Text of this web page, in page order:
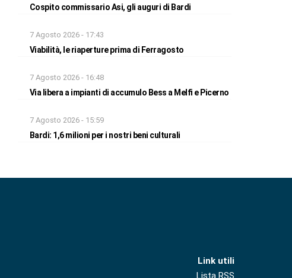
Cospito commissario Asi, gli auguri di Bardi
7 Agosto 2026 - 17:43
Viabilità, le riaperture prima di Ferragosto
7 Agosto 2026 - 16:48
Via libera a impianti di accumulo Bess a Melfi e Picerno
7 Agosto 2026 - 15:59
Bardi: 1,6 milioni per i nostri beni culturali
Link utili
Lista RSS